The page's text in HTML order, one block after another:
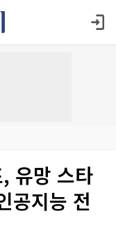
유망 스타
공지능 전